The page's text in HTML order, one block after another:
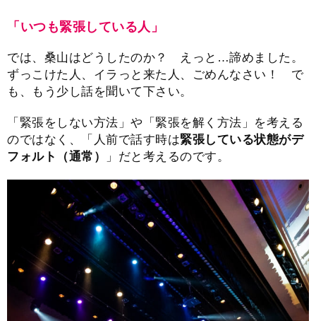
「いつも緊張している人」
では、桑山はどうしたのか？ えっと…諦めました。
ずっこけた人、イラっと来た人、ごめんなさい！ で
も、もう少し話を聞いて下さい。
「緊張をしない方法」や「緊張を解く方法」を考える
のではなく、「人前で話す時は緊張している状態がデ
フォルト（通常）
」だと考えるのです。